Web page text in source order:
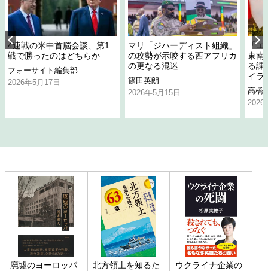
4連戦の米中首脳会談、第1
戦で勝ったのはどちらか
フォーサイト編集部
2026年5月17日
マリ「ジハーディスト組織」
の攻勢が示唆する西アフリカ
の更なる混迷
篠田英朗
2026年5月15日
「
東南
る課
イラ
高橋
2026
廃墟のヨーロッパ
北方領土を知るた
ウクライナ企業の